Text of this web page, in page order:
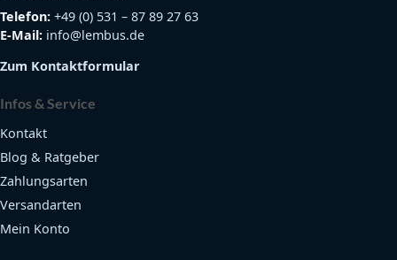
Telefon: +49 (0) 531 – 87 89 27 63
E-Mail: info@lembus.de
Zum Kontaktformular
Infos & Service
Kontakt
Blog & Ratgeber
Zahlungsarten
Versandarten
Mein Konto